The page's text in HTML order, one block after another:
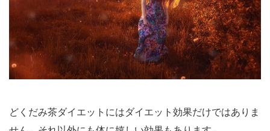
どくだみ茶ダイエットにはダイエット効果だけではありま